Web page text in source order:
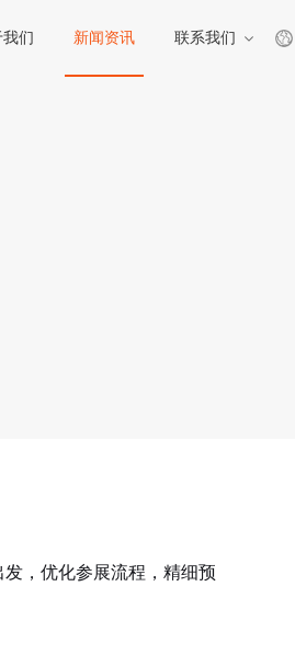
们 新闻资讯 联系我们
，优化参展流程，精细预